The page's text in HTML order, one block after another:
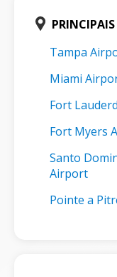
Tampa
Miami
Fort
Fort Myers
Santo
Airport
Pointe a